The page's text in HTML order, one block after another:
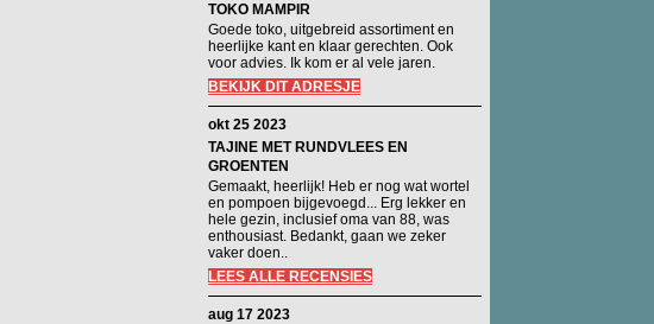
TOKO MAMPIR
Goede toko, uitgebreid assortiment en
heerlijke kant en klaar gerechten. Ook
voor advies. Ik kom er al vele jaren.
BEKIJK DIT ADRESJE
okt 25 2023
TAJINE MET RUNDVLEES EN
GROENTEN
Gemaakt, heerlijk! Heb er nog wat wortel
en pompoen bijgevoegd... Erg lekker en
hele gezin, inclusief oma van 88, was
enthousiast. Bedankt, gaan we zeker
vaker doen..
LEES ALLE RECENSIES
aug 17 2023